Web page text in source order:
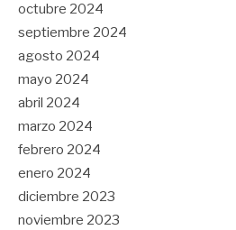
octubre 2024
septiembre 2024
agosto 2024
mayo 2024
abril 2024
marzo 2024
febrero 2024
enero 2024
diciembre 2023
noviembre 2023